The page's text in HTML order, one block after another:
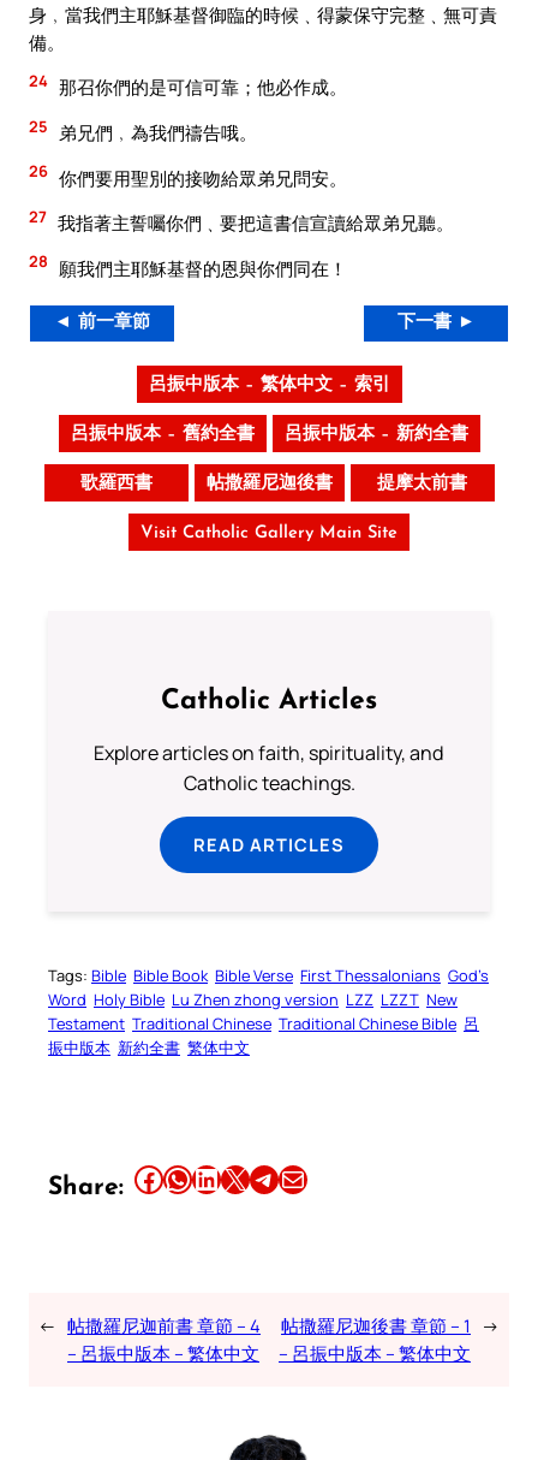
身﹐當我們主耶穌基督御臨的時候﹑得蒙保守完整﹑無可責
備。
24 那召你們的是可信可靠；他必作成。
25 弟兄們﹐為我們禱告哦。
26 你們要用聖別的接吻給眾弟兄問安。
27 我指著主誓囑你們﹑要把這書信宣讀給眾弟兄聽。
28 願我們主耶穌基督的恩與你們同在！
◄ 前一章節 下一書 ►
呂振中版本 – 繁体中文 – 索引
呂振中版本 – 舊約全書 呂振中版本 – 新約全書
歌羅西書 帖撒羅尼迦後書 提摩太前書
Visit Catholic Gallery Main Site
Catholic Articles
Explore articles on faith, spirituality, and
Catholic teachings.
READ ARTICLES
Tags: Bible Bible Book Bible Verse First Thessalonians God’s
Word Holy Bible Lu Zhen zhong version LZZ LZZT New
Testament Traditional Chinese Traditional Chinese Bible 呂
振中版本 新約全書 繁体中文
Share: Share this article on Facebook Share this article on WhatsApp Share this article on LinkedIn Share this article on X Share this article on TelegramEmail this Article
← 帖撒羅尼迦前書 章節 – 4
– 呂振中版本 – 繁体中文
帖撒羅尼迦後書 章節 – 1
– 呂振中版本 – 繁体中文
→